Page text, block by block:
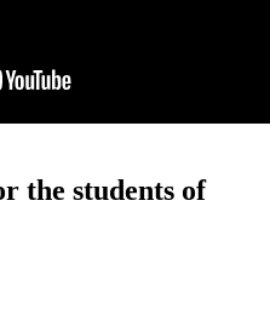
the students of